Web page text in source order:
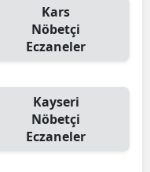
Kars
Nöbetçi
Eczaneler
Kayseri
Nöbetçi
Eczaneler